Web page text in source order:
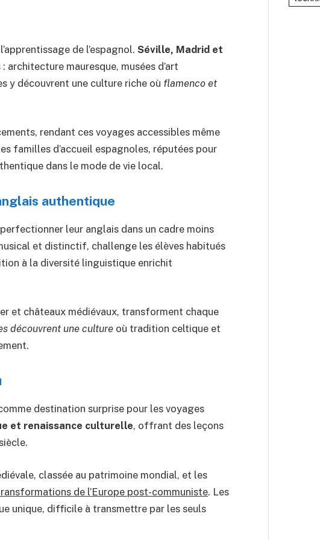
de l’espagnol. Séville, Madrid et
mauresque, musées d’art
y découvrent une culture riche où flamenco et
rendant ces voyages accessibles même
familles d’accueil espagnoles, réputées pour
dans le mode de vie local.
authentique
leur anglais dans un cadre moins
et distinctif, challenge les élèves habitués
à la diversité linguistique enrichit
et châteaux médiévaux, transforment chaque
découvrent une culture où tradition celtique et
destination surprise pour les voyages
et renaissance culturelle, offrant des leçons
classée au patrimoine mondial, et les
de l’Europe post-communiste. Les
unique, difficile à transmettre par les seuls